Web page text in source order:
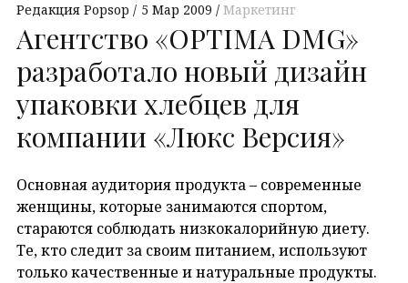
Редакция Popsop 5 Мар 2009 Маркетинг
Агентство «OPTIMA DMG»
разработало новый дизайн
упаковки хлебцев для
компании «Люкс Версия»
Основная аудитория продукта – современные
женщины, которые занимаются спортом,
стараются соблюдать низкокалорийную диету.
Те, кто следит за своим питанием, используют
только качественные и натуральные продукты.